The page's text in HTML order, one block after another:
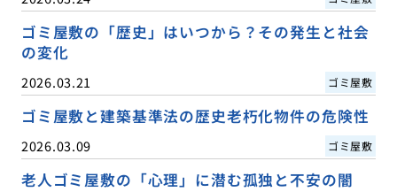
ゴミ屋敷の「歴史」はいつから？その発生と社会
の変化
2026.03.21 ゴミ屋敷
ゴミ屋敷と建築基準法の歴史老朽化物件の危険性
2026.03.09 ゴミ屋敷
老人ゴミ屋敷の「心理」に潜む孤独と不安の闇